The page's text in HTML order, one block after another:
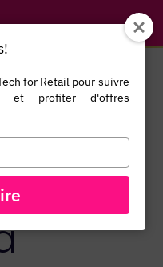
:
de
for Retail pour suivre
et profiter d'offres